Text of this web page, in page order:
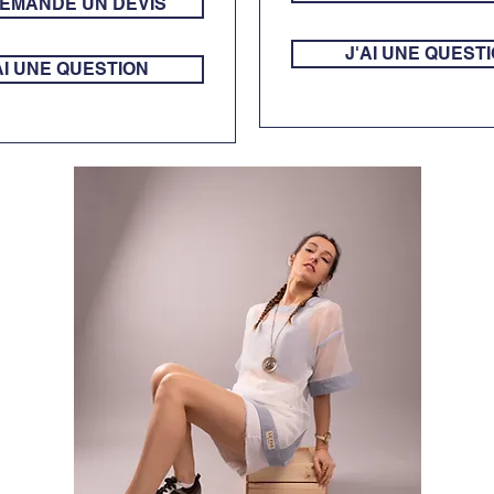
UNE QUESTION
J'AI UNE